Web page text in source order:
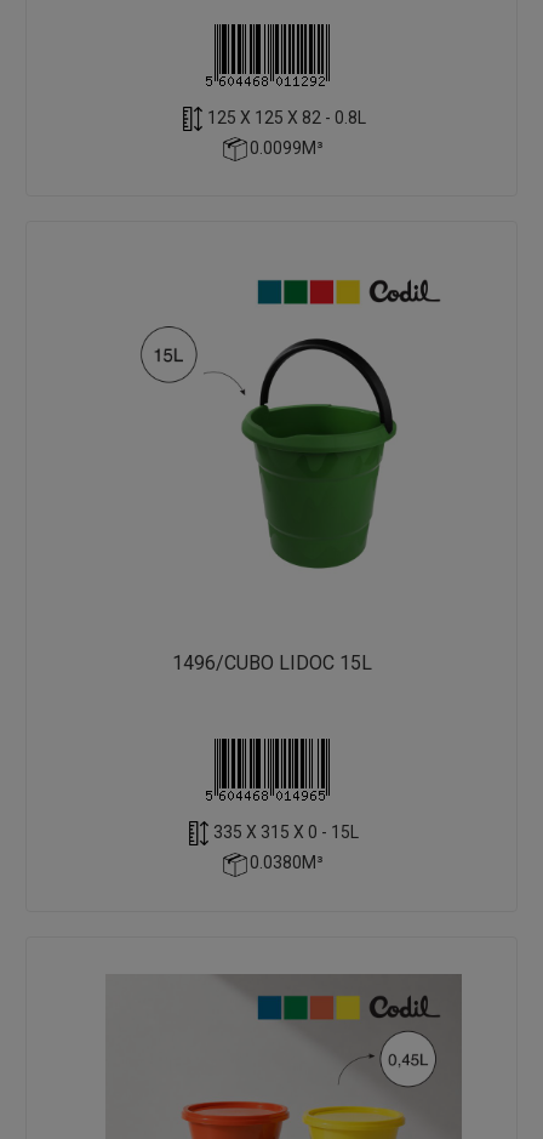
125 X 125 X 82 - 0.8L
0.0099M³
1496/CUBO LIDOC 15L
335 X 315 X 0 - 15L
0.0380M³